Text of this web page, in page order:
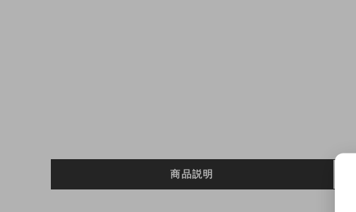
商品説明